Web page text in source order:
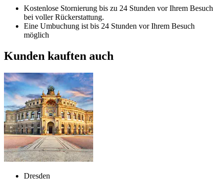
Kostenlose Stornierung bis zu 24 Stunden vor Ihrem Besuch
bei voller Rückerstattung.
Eine Umbuchung ist bis 24 Stunden vor Ihrem Besuch
möglich
Kunden kauften auch
Dresden